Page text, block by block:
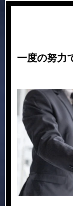
一度の努力